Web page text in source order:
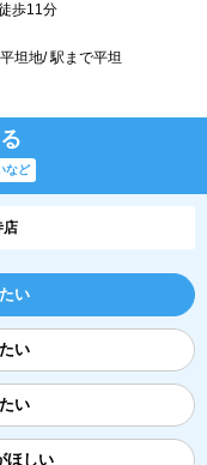
歩11分
坦地/ 駅まで平坦
など
店
い
い
い
ほしい